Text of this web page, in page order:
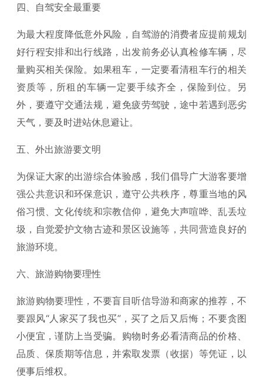
四、自驾安全最重要
为最大程度降低意外风险，自驾游的消费者应提前规划
好行程安排和出行线路，出发前务必认真检修车辆，尽
量购买相关保险。如果租车，一定要看清租车行的相关
资质等，所租的车辆一定要手续齐全，保险到位。另
外，要遵守交通法规，避免疲劳驾驶，途中若遇到恶劣
天气，要及时进站休息避让。
五、外出旅游要文明
为保证大家的出游综合体验感，我们倡导广大游客要增
强公共意识和环保意识，遵守公共秩序，尊重当地的风
俗习惯、文化传统和宗教信仰，避免大声喧哗、乱丢垃
圾，自觉爱护文物古迹和景区设施等，共同营造良好的
旅游环境。
六、旅游购物要理性
旅游购物要理性，不要盲目听信导游和商家的推荐，不
要跟风“人家买了我也买”，买了之后又后悔；不要贪图
小便宜，谨防上当受骗。购物时务必看清商品的价格、
品质、保质期等信息，并索取发票（收据）等凭证，以
便事后维权。